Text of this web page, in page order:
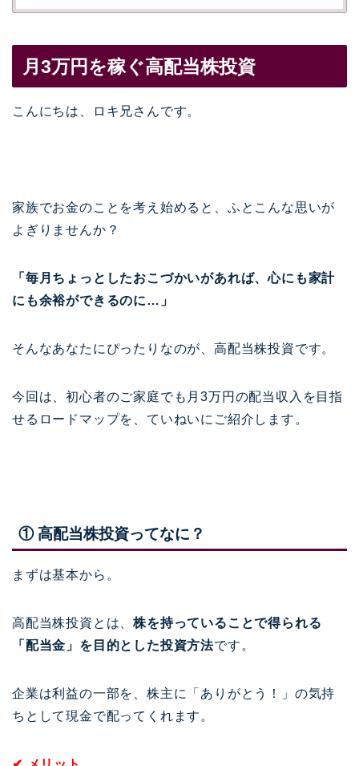
月3万円を稼ぐ高配当株投資
こんにちは、ロキ兄さんです。
家族でお金のことを考え始めると、ふとこんな思いが
よぎりませんか？
「毎月ちょっとしたおこづかいがあれば、心にも家計
にも余裕ができるのに…」
そんなあなたにぴったりなのが、高配当株投資です。
今回は、初心者のご家庭でも月3万円の配当収入を目指
せるロードマップを、ていねいにご紹介します。
① 高配当株投資ってなに？
まずは基本から。
高配当株投資とは、株を持っていることで得られる
「配当金」を目的とした投資方法です。
企業は利益の一部を、株主に「ありがとう！」の気持
ちとして現金で配ってくれます。